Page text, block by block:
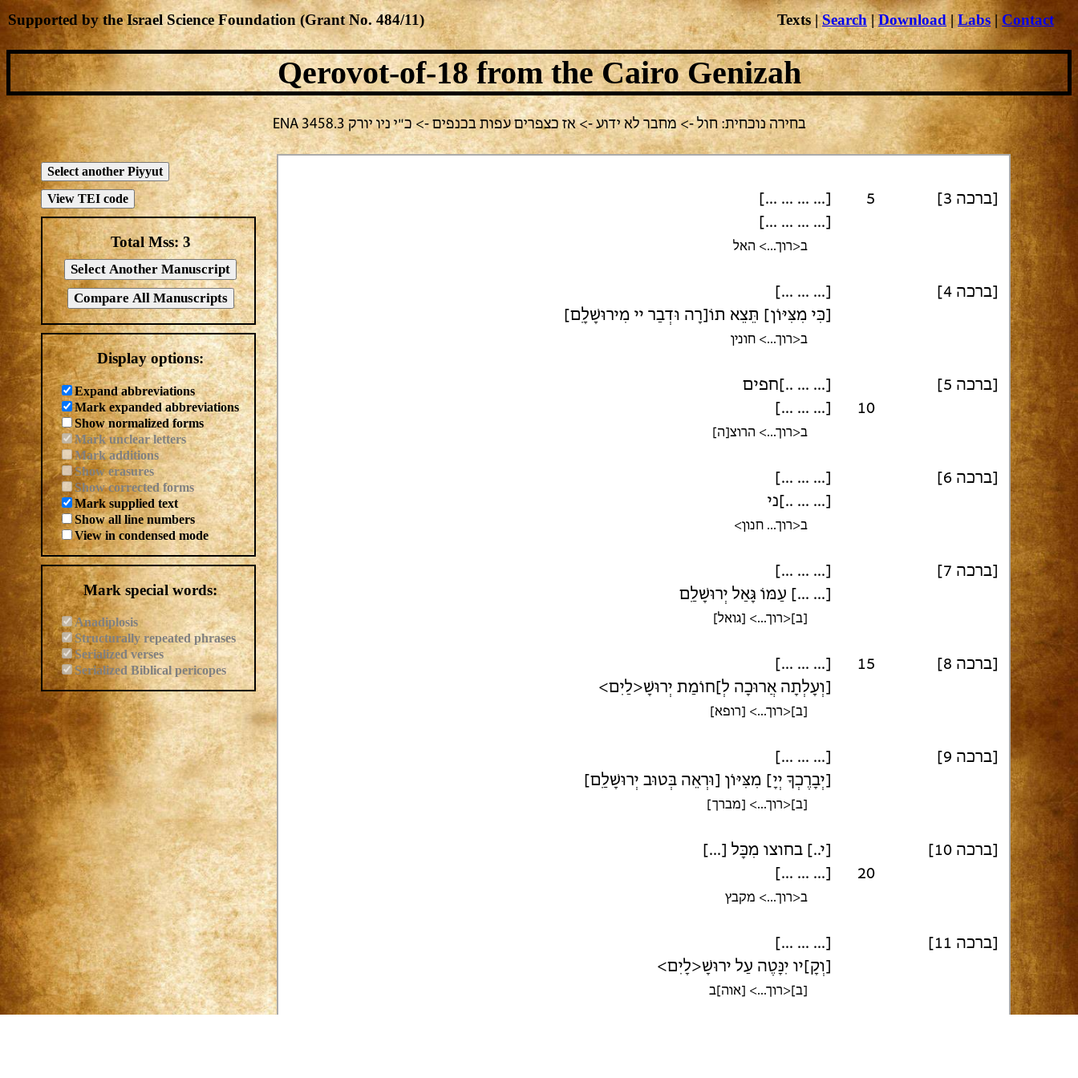
Qerovot-of-18from the Cairo Genizah
בחירה נוכחית: חול -> מחבר לא ידוע -> אז כצפרים עפות בכנפים -> כ"י ניו יורק ENA 3458.3
Total Mss:3
Display options:
Expand abbreviations
Mark expanded abbreviations
Show normalized forms
Mark unclear letters
Mark additions
Show erasures
Show corrected forms
Mark supplied text
Show all line numbers
View in condensed mode
Mark special words:
Anadiplosis
Structurally repeated phrases
Serialized verses
Serialized Biblical pericopes
[ברכה 3] 5
[... ... ... ...]
[... ... ... ...]
ב<רוך...> האל
[ברכה 4]
[... ... ...]
[כִּי מִצִּיּוֹן] תֵּצֵא תוֹ[רָה וּדְבַר יי מִירוּשָׁלִָם]
ב<רוך...> חונין
[ברכה 5]
[... ... ..]חפים
10
[... ... ...]
ב<רוך...> הרוצ[ה]
[ברכה 6]
[... ... ...]
[... ... ..]ני
ב<רוך... חנון>
[ברכה 7]
[... ... ...]
[... ...] עַמּוֹ גָּאַל יְרוּשָׁלִַם
[ב]<רוך...> [גואל]
[ברכה 8] 15
[... ... ...]
[וְעָלְתָה אֲרוּכָה לְ]חוֹמַת יְרוּשָׁ<לַיִם>
[ב]<רוך...> [רופא]
[ברכה 9]
[... ... ...]
[יְבָרֶכְךָ יְיָ] מִצִּיּוֹן [וּרְאֵה בְּטוּב יְרוּשָׁלִַם]
[ב]<רוך...> [מברך]
[ברכה 10]
[י..] בחוצו מִכָּל [...]
20
[... ... ...]
ב<רוך...> מקבץ
[ברכה 11]
[... ... ...]
[וְקָ]יו יִנָּטֶה עַל ירוּשָׁ<לָיִם>
[ב]<רוך...> [אוה]ב
Texts|Search|Download|Labs | Contact
Supported by the Israel Science Foundation (Grant No. 484/11)